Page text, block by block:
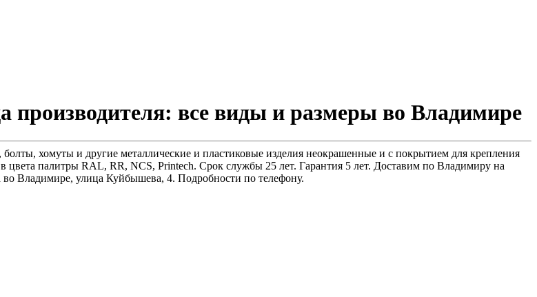
производителя: все виды и размеры во Владимире
хомуты и другие металлические и пластиковые изделия неокрашенные и с покрытием для крепления
палитры RAL, RR, NCS, Printech. Срок службы 25 лет. Гарантия 5 лет. Доставим по Владимиру на
Владимире, улица Куйбышева, 4. Подробности по телефону.